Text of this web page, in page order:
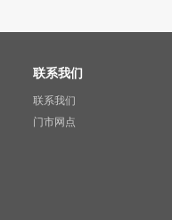
联系我们
联系我们
门市网点